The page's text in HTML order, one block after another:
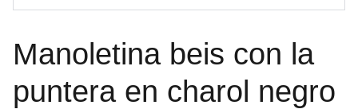
Manoletina beis con la
puntera en charol negro